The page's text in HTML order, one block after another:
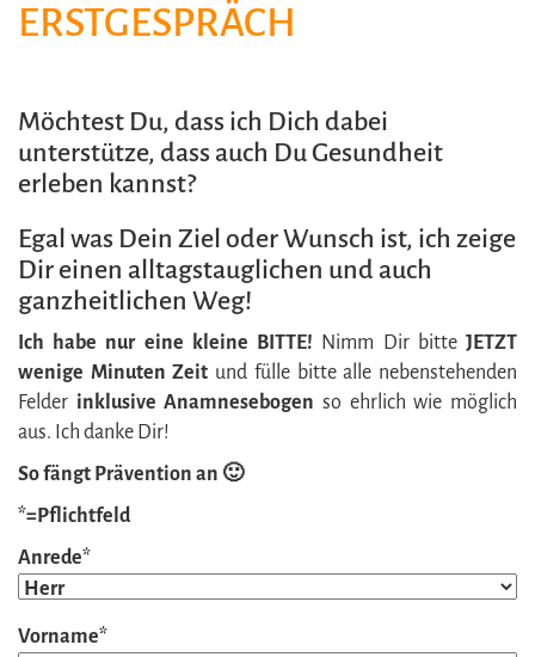
ERSTGESPRÄCH
Möchtest Du, dass ich Dich dabei
unterstütze, dass auch Du Gesundheit
erleben kannst?
Egal was Dein Ziel oder Wunsch ist, ich zeige
Dir einen alltagstauglichen und auch
ganzheitlichen Weg!
Ich habe nur eine kleine BITTE! Nimm Dir bitteJETZT
wenige Minuten Zeit und fülle bitte alle nebenstehenden
Felder inklusive Anamnesebogen so ehrlich wie möglich
aus. Ich danke Dir!
So fängt Prävention an 🙂
*=Pflichtfeld
Anrede*
Vorname*